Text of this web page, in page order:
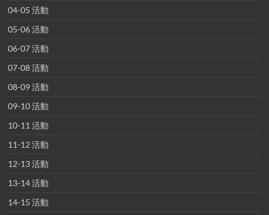
04-05 活動
05-06 活動
06-07 活動
07-08 活動
08-09 活動
09-10 活動
10-11 活動
11-12 活動
12-13 活動
13-14 活動
14-15 活動